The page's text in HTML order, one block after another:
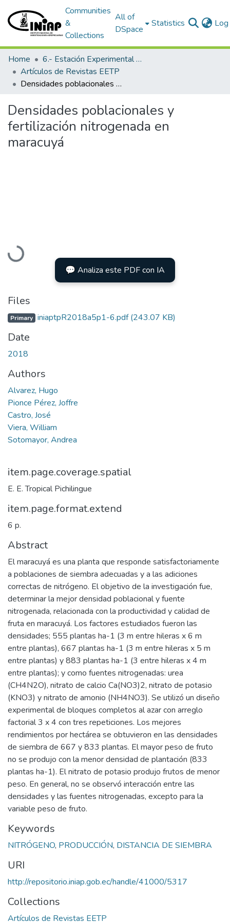
Communities
&
Collections
All of
DSpace
Statistics
Home
6.- Estación Experimental Tropical Pichilingue
Artículos de Revistas EETP
Densidades poblacionales y fertilización nitrogenada en maracuyá
Densidades poblacionales y
fertilización nitrogenada en
maracuyá
Loading...
💬 Analiza este PDF con IA
Files
Primary iniaptpR2018a5p1-6.pdf(243.07 KB)
Date
2018
Authors
Alvarez, Hugo
Pionce Pérez, Joffre
Castro, José
Viera, William
Sotomayor, Andrea
item.page.coverage.spatial
E. E. Tropical Pichilingue
item.page.format.extend
6 p.
Abstract
El maracuyá es una planta que responde satisfactoriamente
a poblaciones de siembra adecuadas y a las adiciones
correctas de nitrógeno. El objetivo de la investigación fue,
determinar la mejor densidad poblacional y fuente
nitrogenada, relacionada con la productividad y calidad de
fruta en maracuyá. Los factores estudiados fueron las
densidades; 555 plantas ha-1 (3 m entre hileras x 6 m
entre plantas), 667 plantas ha-1 (3 m entre hileras x 5 m
entre plantas) y 883 plantas ha-1 (3 entre hileras x 4 m
entre plantas); y como fuentes nitrogenadas: urea
(CH4N2O), nitrato de calcio Ca(NO3)2, nitrato de potasio
(KNO3) y nitrato de amonio (NH4NO3). Se utilizó un diseño
experimental de bloques completos al azar con arreglo
factorial 3 x 4 con tres repeticiones. Los mejores
rendimientos por hectárea se obtuvieron en las densidades
de siembra de 667 y 833 plantas. El mayor peso de fruto
no se produjo con la menor densidad de plantación (833
plantas ha-1). El nitrato de potasio produjo frutos de menor
peso. En general, no se observó interacción entre las
densidades y las fuentes nitrogenadas, excepto para la
variable peso de fruto.
Keywords
NITRÓGENO, PRODUCCIÓN, DISTANCIA DE SIEMBRA
URI
http://repositorio.iniap.gob.ec/handle/41000/5317
Collections
Artículos de Revistas EETP